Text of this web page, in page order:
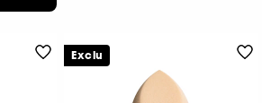
Exclu